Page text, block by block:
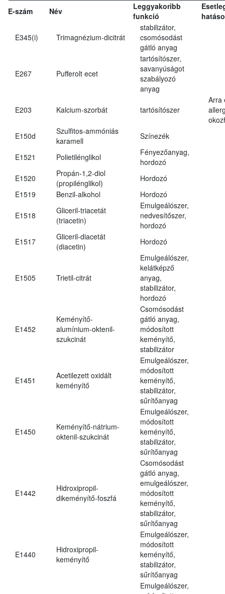
E-szám Név
Leggyakoribb
funkció
E345(i) Trimagnézium-dicitrát
stabilizátor,
csomósodást
gátló anyag
E267 Pufferolt ecet
tartósítószer,
savanyúságot
szabályozó
anyag
E203 Kalcium-szorbát tartósítószer
Arra
E150d
Szulfitos-ammóniás
karamell
Színezék
E1521 Polietilénglikol
Fényezőanyag,
hordozó
E1520
Propán-1,2-diol
(propilénglikol)
Hordozó
E1519
Benzil-alkohol Hordozó
E1518
Gliceril-triacetát
(triacetin)
Emulgeálószer,
nedvesítőszer,
hordozó
E1517
Gliceril-diacetát
(diacetin)
Hordozó
E1505 Trietil-citrát
Emulgeálószer,
kelátképző
anyag,
stabilizátor,
hordozó
E1452
Keményítő-
alumínium-oktenil-
szukcinát
Csomósodást
gátló anyag,
módosított
keményítő,
stabilizátor
E1451
Acetilezett oxidált
keményítő
Emulgeálószer,
módosított
keményítő,
stabilizátor,
sűrítőanyag
E1450
Keményítő-nátrium-
oktenil-szukcinát
Emulgeálószer,
módosított
keményítő,
stabilizátor,
sűrítőanyag
E1442
Hidroxipropil-
dikeményítő-foszfá
Csomósodást
gátló anyag,
emulgeálószer,
módosított
keményítő,
stabilizátor,
sűrítőanyag
E1440
Hidroxipropil-
keményítő
Emulgeálószer,
módosított
keményítő,
stabilizátor,
sűrítőanyag
Emulgeálószer,